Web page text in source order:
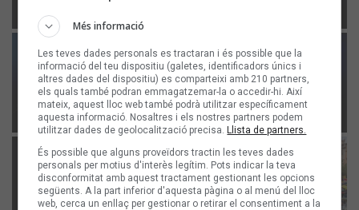
Més informació
Les teves dades personals es tractaran i és possible que la
informació del teu dispositiu (galetes, identificadors únics i
altres dades del dispositiu) es comparteixi amb 210 partners,
els quals també podran emmagatzemar-la o accedir-hi. Així
mateix, aquest lloc web també podrà utilitzar específicament
aquesta informació. Nosaltres i els nostres partners podem
utilitzar dades de geolocalització precisa. Llista de partners.
És possible que alguns proveïdors tractin les teves dades
personals per motius d'interès legítim. Pots indicar la teva
disconformitat amb aquest tractament gestionant les opcions
següents. A la part inferior d'aquesta pàgina o al menú del lloc
web, cerca un enllaç per gestionar o retirar el consentiment a la